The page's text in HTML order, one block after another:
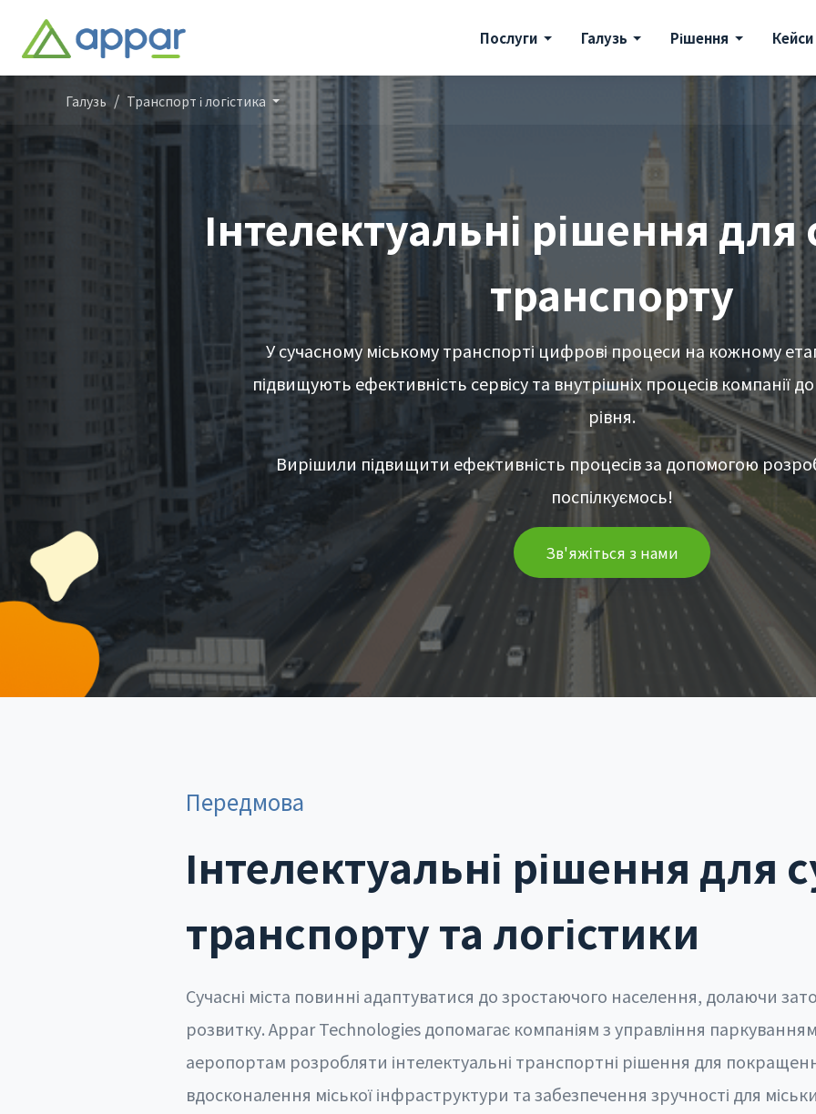
Послуги Галузь Рішення Кейси
Галузь Транспорт і логістика
Інтелектуальні рішення для
транспорту
У сучасному міському транспорті цифрові процеси на кожному
підвищують ефективність сервісу та внутрішніх процесів компанії
рівня.
Вирішили підвищити ефективність процесів за допомогою
поспілкуємось!
Зв'яжіться з нами
Передмова
Інтелектуальні рішення для
транспорту та логістики
Сучасні міста повинні адаптуватися до зростаючого населення, долаючи
розвитку. Appar Technologies допомагає компаніям з управління
аеропортам розробляти інтелектуальні транспортні рішення для
вдосконалення міської інфраструктури та забезпечення зручності для